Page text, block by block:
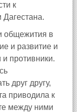
к
общежития в
и развитие и
и противники.
друг другу,
приводила к
между ними